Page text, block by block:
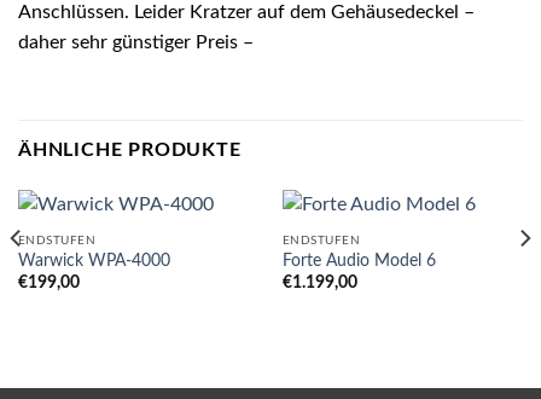
Anschlüssen. Leider Kratzer auf dem Gehäusedeckel –
daher sehr günstiger Preis –
ÄHNLICHE PRODUKTE
ENDSTUFEN
Warwick WPA-4000
€199,00
ENDSTUFEN
Forte Audio Model 6
€1.199,00